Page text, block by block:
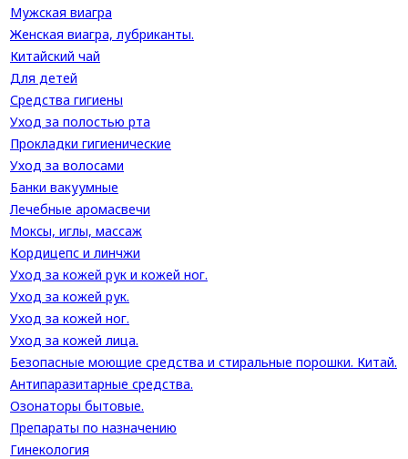
Мужская виагра
Женская виагра, лубриканты.
Китайский чай
Для детей
Средства гигиены
Уход за полостью рта
Прокладки гигиенические
Уход за волосами
Банки вакуумные
Лечебные аромасвечи
Моксы, иглы, массаж
Кордицепс и линчжи
Уход за кожей рук и кожей ног.
Уход за кожей рук.
Уход за кожей ног.
Уход за кожей лица.
Безопасные моющие средства и стиральные порошки. Китай.
Антипаразитарные средства.
Озонаторы бытовые.
Препараты по назначению
Гинекология